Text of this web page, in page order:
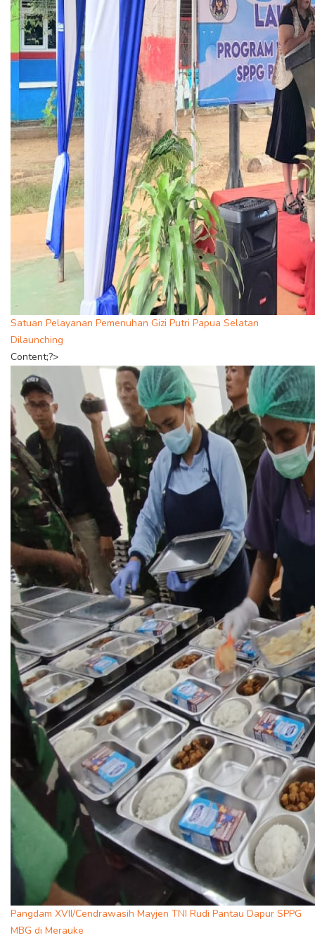
Satuan Pelayanan Pemenuhan Gizi Putri Papua Selatan
Dilaunching
Content;?>
Pangdam XVII/Cendrawasih Mayjen TNI Rudi Pantau Dapur SPPG
MBG di Merauke